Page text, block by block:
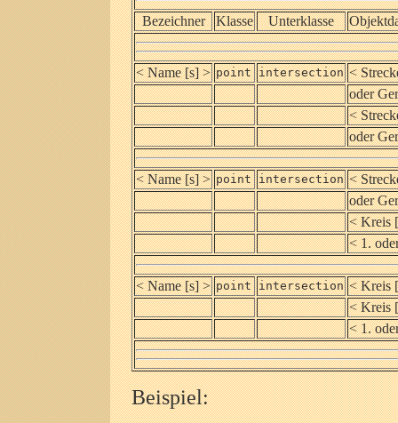
Bezeichner Klasse Unterklasse
< Name [s] > point intersection <
oder
<
oder
< Name [s] > point intersection <
oder
< Kreis
< 1.
< Name [s] > point intersection < Kreis
< Kreis
< 1.
Beispiel: